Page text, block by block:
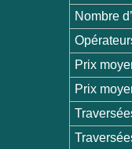
Nombre
Prix
Prix